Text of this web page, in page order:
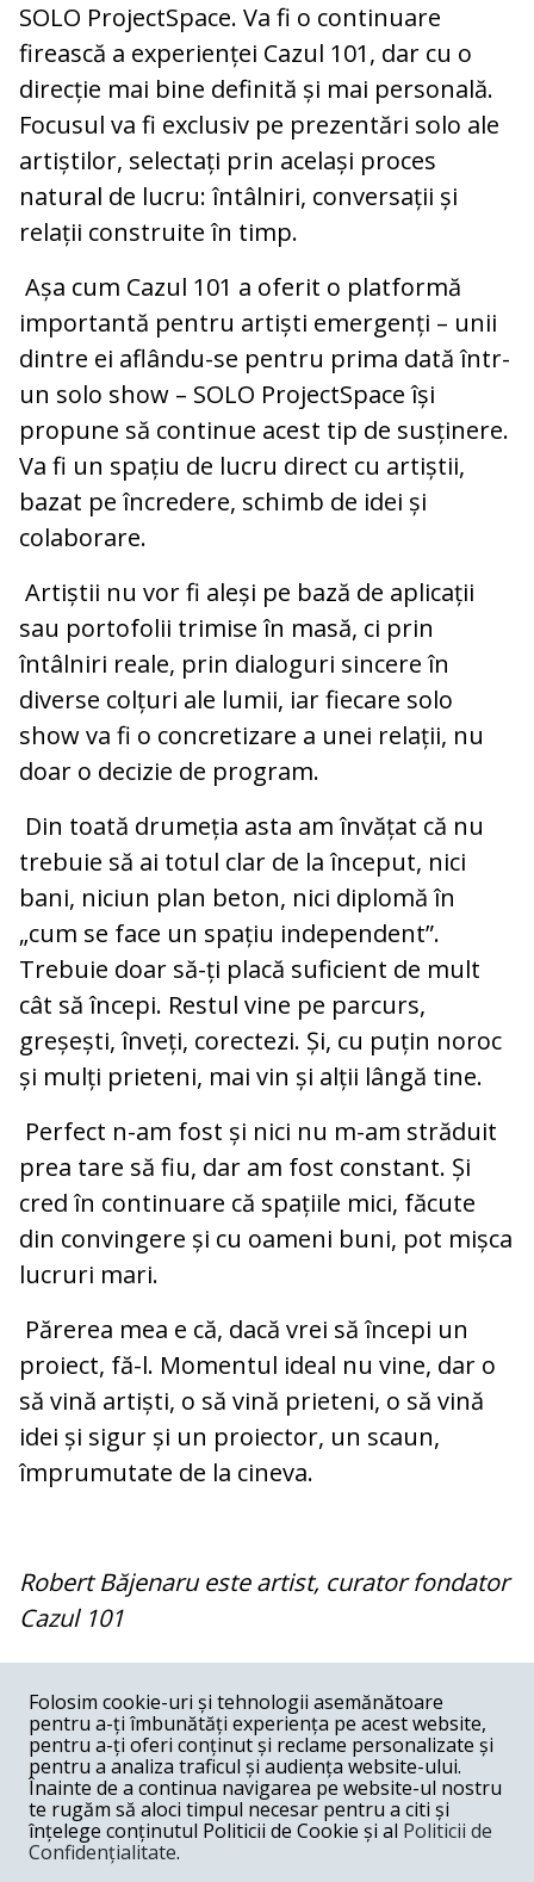
SOLO ProjectSpace. Va fi o continuare
firească a experienței Cazul 101, dar cu o
direcție mai bine definită și mai personală.
Focusul va fi exclusiv pe prezentări solo ale
artiștilor, selectați prin același proces
natural de lucru: întâlniri, conversații și
relații construite în timp.
Așa cum Cazul 101 a oferit o platformă
importantă pentru artiști emergenți – unii
dintre ei aflându-se pentru prima dată într-
un solo show – SOLO ProjectSpace își
propune să continue acest tip de susținere.
Va fi un spațiu de lucru direct cu artiștii,
bazat pe încredere, schimb de idei și
colaborare.
Artiștii nu vor fi aleși pe bază de aplicații
sau portofolii trimise în masă, ci prin
întâlniri reale, prin dialoguri sincere în
diverse colțuri ale lumii, iar fiecare solo
show va fi o concretizare a unei relații, nu
doar o decizie de program.
Din toată drumeția asta am învățat că nu
trebuie să ai totul clar de la început, nici
bani, niciun plan beton, nici diplomă în
„cum se face un spațiu independent”.
Trebuie doar să-ți placă suficient de mult
cât să începi. Restul vine pe parcurs,
greșești, înveți, corectezi. Și, cu puțin noroc
și mulți prieteni, mai vin și alții lângă tine.
Perfect n-am fost și nici nu m-am străduit
prea tare să fiu, dar am fost constant. Și
cred în continuare că spațiile mici, făcute
din convingere și cu oameni buni, pot mișca
lucruri mari.
Părerea mea e că, dacă vrei să începi un
proiect, fă-l. Momentul ideal nu vine, dar o
să vină artiști, o să vină prieteni, o să vină
idei și sigur și un proiector, un scaun,
împrumutate de la cineva.
Robert Băjenaru este artist, curator fondator
Cazul 101
COMENTARII
Nume
Email
Folosim cookie-uri și tehnologii asemănătoare
pentru a-ți îmbunătăți experiența pe acest website,
pentru a-ți oferi conținut și reclame personalizate și
pentru a analiza traficul și audiența website-ului.
Înainte de a continua navigarea pe website-ul nostru
te rugăm să aloci timpul necesar pentru a citi și
înțelege conținutul Politicii de Cookie și al Politicii de
Confidențialitate.